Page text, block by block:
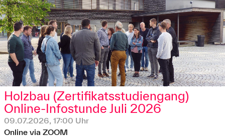
Holzbau (Zertifikatsstudiengang)
Online-Infostunde Juli 2026
09.07.2026, 17:00 Uhr
Online via ZOOM